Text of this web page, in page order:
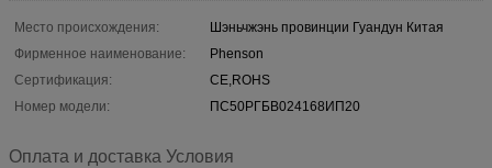
Место происхождения:
Шэньчжэнь провинции Гуандун Китая
Фирменное наименование:
Phenson
Сертификация:
CE,ROHS
Номер модели:
ПС50РГБВ024168ИП20
Оплата и доставка Условия